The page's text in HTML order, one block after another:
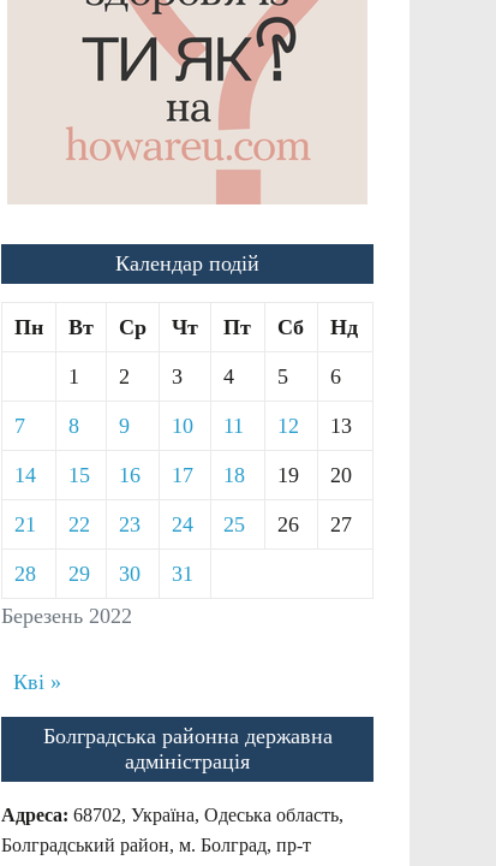
Календар подій
Березень 2022
Пн Вт Ср Чт Пт Сб Нд
1 2 3 4 5 6
7 8 9 10 11 12 13
14 15 16 17 18 19 20
21 22 23 24 25 26 27
28 29 30 31
Кві »
Болградська районна державна
адміністрація
Адреса: 68702, Україна, Одеська область,
Болградський район, м. Болград, пр-т